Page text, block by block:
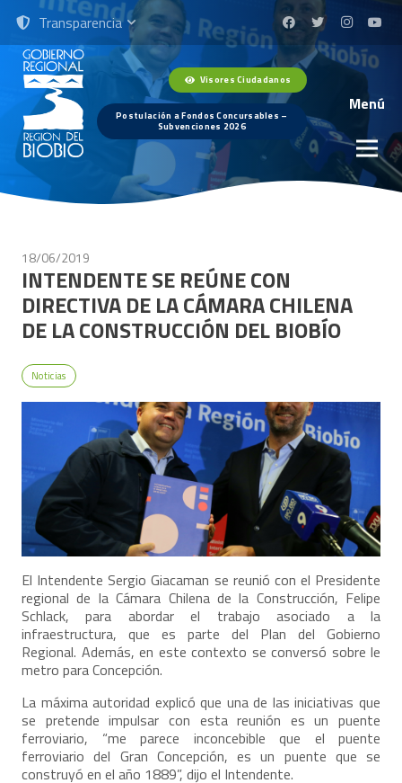
Transparencia
Visores Ciudadanos
Postulación a Fondos Concursables –
Subvenciones 2026
Menú
18/06/2019
INTENDENTE SE REÚNE CON
DIRECTIVA DE LA CÁMARA CHILENA
DE LA CONSTRUCCIÓN DEL BIOBÍO
Noticias
El Intendente Sergio Giacaman se reunió con el Presidente
regional de la Cámara Chilena de la Construcción, Felipe
Schlack, para abordar el trabajo asociado a la
infraestructura, que es parte del Plan del Gobierno
Regional. Además, en este contexto se conversó sobre le
metro para Concepción.
La máxima autoridad explicó que una de las iniciativas que
se pretende impulsar con esta reunión es un puente
ferroviario, “me parece inconcebible que el puente
ferroviario del Gran Concepción, es un puente que se
construyó en el año 1889”, dijo el Intendente.